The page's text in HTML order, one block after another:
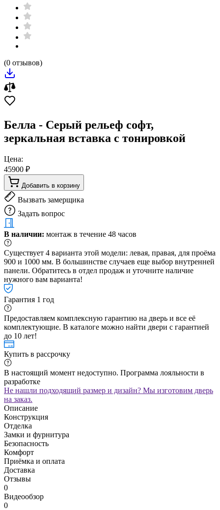
(0 отзывов)
Белла - Серый рельеф софт,
зеркальная вставка с тонировкой
Цена:
45900 ₽
Добавить в корзину
Вызвать замерщика
Задать вопрос
В наличии: монтаж в течение 48 часов
Существует 4 варианта этой модели: левая, правая, для проёма
900 и 1000 мм. В большинстве случаев еще выбор внутренней
панели. Обратитесь в отдел продаж и уточните наличие
нужного вам варианта!
Гарантия 1 год
Предоставляем комплексную гарантию на дверь и все её
комплектующие. В каталоге можно найти двери с гарантией
до 10 лет!
Купить в рассрочку
В настоящий момент недоступно. Программа лояльности в
разработке
Не нашли подходящий размер и дизайн? Мы изготовим дверь
на заказ.
Описание
Конструкция
Отделка
Замки и фурнитура
Безопасность
Комфорт
Приёмка и оплата
Доставка
Отзывы
0
Видеообзор
0